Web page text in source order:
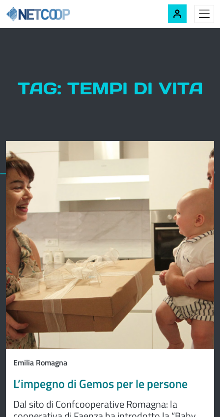
Navigazione principale
TAG: TEMPI DI VITA
Emilia Romagna
L’impegno di Gemos per le persone
Dal sito di Confcooperative Romagna: la